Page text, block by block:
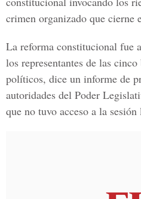
crimen organizado que cierne
La reforma constitucional fue
los representantes de las
políticos, dice un informe de
autoridades del Poder
que no tuvo acceso a la